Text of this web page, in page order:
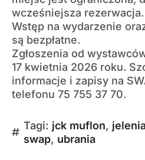
wcześniejsza rezerwacja.
Wstęp na wydarzenie
są bezpłatne.
Zgłoszenia od
17 kwietnia 2026 roku.
informacje i zapisy na
telefonu 75 755 37 70.
Tagi: jck muflon,
swap, ubrania